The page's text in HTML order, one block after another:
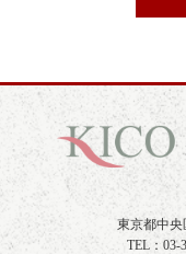
東京都中央
TEL：03-